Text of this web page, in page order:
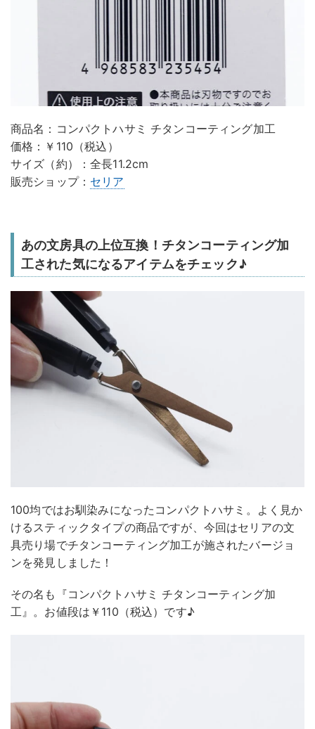
商品名：コンパクトハサミ チタンコーティング加工
価格：￥110（税込）
サイズ（約）：全長11.2cm
販売ショップ： セリア
あの文房具の上位互換！チタンコーティング加
工された気になるアイテムをチェック♪
100均ではお馴染みになったコンパクトハサミ。よく見か
けるスティックタイプの商品ですが、今回はセリアの文
具売り場でチタンコーティング加工が施されたバージョ
ンを発見しました！
その名も『コンパクトハサミ チタンコーティング加
工』。お値段は￥110（税込）です♪